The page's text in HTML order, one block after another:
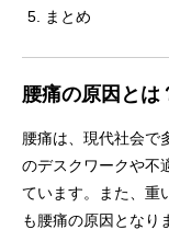
まとめ
腰痛の原因とは
腰痛は、現代社会で
のデスクワークや不
ています。また、重
も腰痛の原因となり